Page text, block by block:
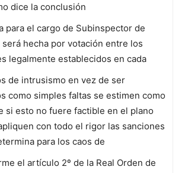
dice la conclusión
para el cargo de Subinspector de
será hecha por votación entre los
legalmente establecidos en cada
de intrusismo en vez de ser
como simples faltas se estimen como
si esto no fuere factible en el plano
con todo el rigor las sanciones
para los caos de
el artículo 2º de la Real Orden de